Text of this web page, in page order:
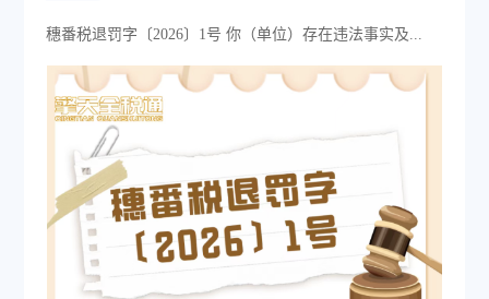
穗番税退罚字〔2026〕1号 你（单位）存在违法事实及...